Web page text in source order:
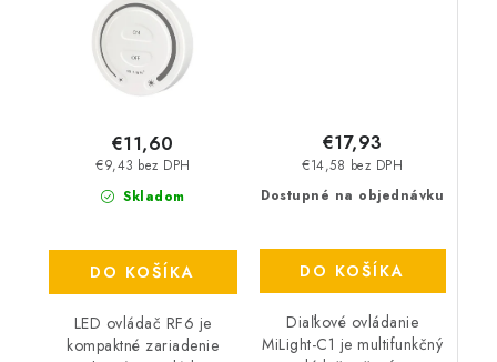
Skladom
€9,43 bez DPH
€11,60
DO KOŠÍKA
LED ovládač RF6 je
kompaktné zariadenie
Dostupné na objednávku
€14,58 bez DPH
€17,93
DO KOŠÍKA
Diaľkové ovládanie
MiLight-C1 je multifunkčný